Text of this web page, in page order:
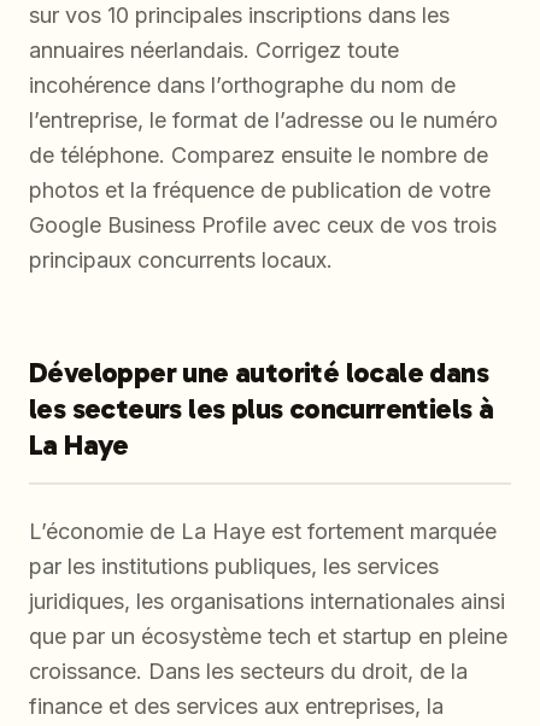
sur vos 10 principales inscriptions dans les
annuaires néerlandais. Corrigez toute
incohérence dans l’orthographe du nom de
l’entreprise, le format de l’adresse ou le numéro
de téléphone. Comparez ensuite le nombre de
photos et la fréquence de publication de votre
Google Business Profile avec ceux de vos trois
principaux concurrents locaux.
Développer une autorité locale dans
les secteurs les plus concurrentiels à
La Haye
L’économie de La Haye est fortement marquée
par les institutions publiques, les services
juridiques, les organisations internationales ainsi
que par un écosystème tech et startup en pleine
croissance. Dans les secteurs du droit, de la
finance et des services aux entreprises, la